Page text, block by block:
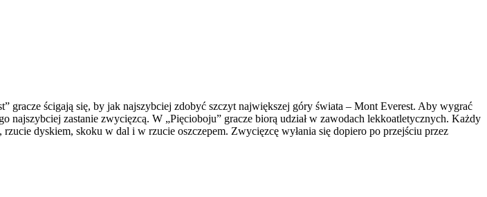
gracze ścigają się, by jak najszybciej zdobyć szczyt największej góry świata – Mont Everest. Aby wygrać
zastanie zwycięzcą. W „Pięcioboju” gracze biorą udział w zawodach lekkoatletycznych. Każdy
dyskiem, skoku w dal i w rzucie oszczepem. Zwycięzcę wyłania się dopiero po przejściu przez